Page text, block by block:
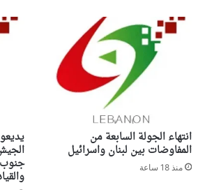
انتهاء الجولة السابعة من
المفاوضات بين لبنان واسرائيل
منذ 18 ساعة جنوب